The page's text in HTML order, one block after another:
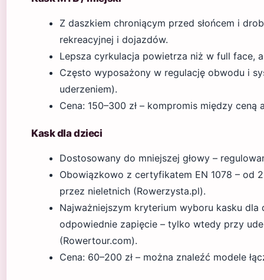
Z daszkiem chroniącym przed słońcem i
rekreacyjnej i dojazdów.
Lepsza cyrkulacja powietrza niż w full face,
Często wyposażony w regulację obwodu i
uderzeniem).
Cena: 150–300 zł – kompromis między ceną
Kask dla dzieci
Dostosowany do mniejszej głowy –
Obowiązkowo z certyfikatem EN 1078 – od
przez nieletnich (Rowerzysta.pl).
Najważniejszym kryterium wyboru kasku
odpowiednie zapięcie – tylko wtedy przy
(Rowertour.com).
Cena: 60–200 zł – można znaleźć modele